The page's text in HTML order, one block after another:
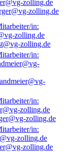
zolling.de
zolling.de
zolling.de
zolling.de